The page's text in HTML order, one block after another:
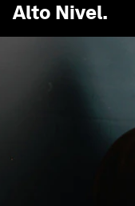
Alto Nivel.